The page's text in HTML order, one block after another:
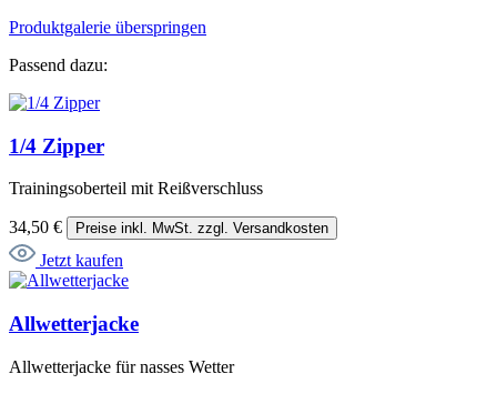
Produktgalerie überspringen
Passend dazu:
1/4 Zipper
Trainingsoberteil mit Reißverschluss
34,50 € Preise inkl. MwSt. zzgl. Versandkosten
Jetzt kaufen
Allwetterjacke
Allwetterjacke für nasses Wetter